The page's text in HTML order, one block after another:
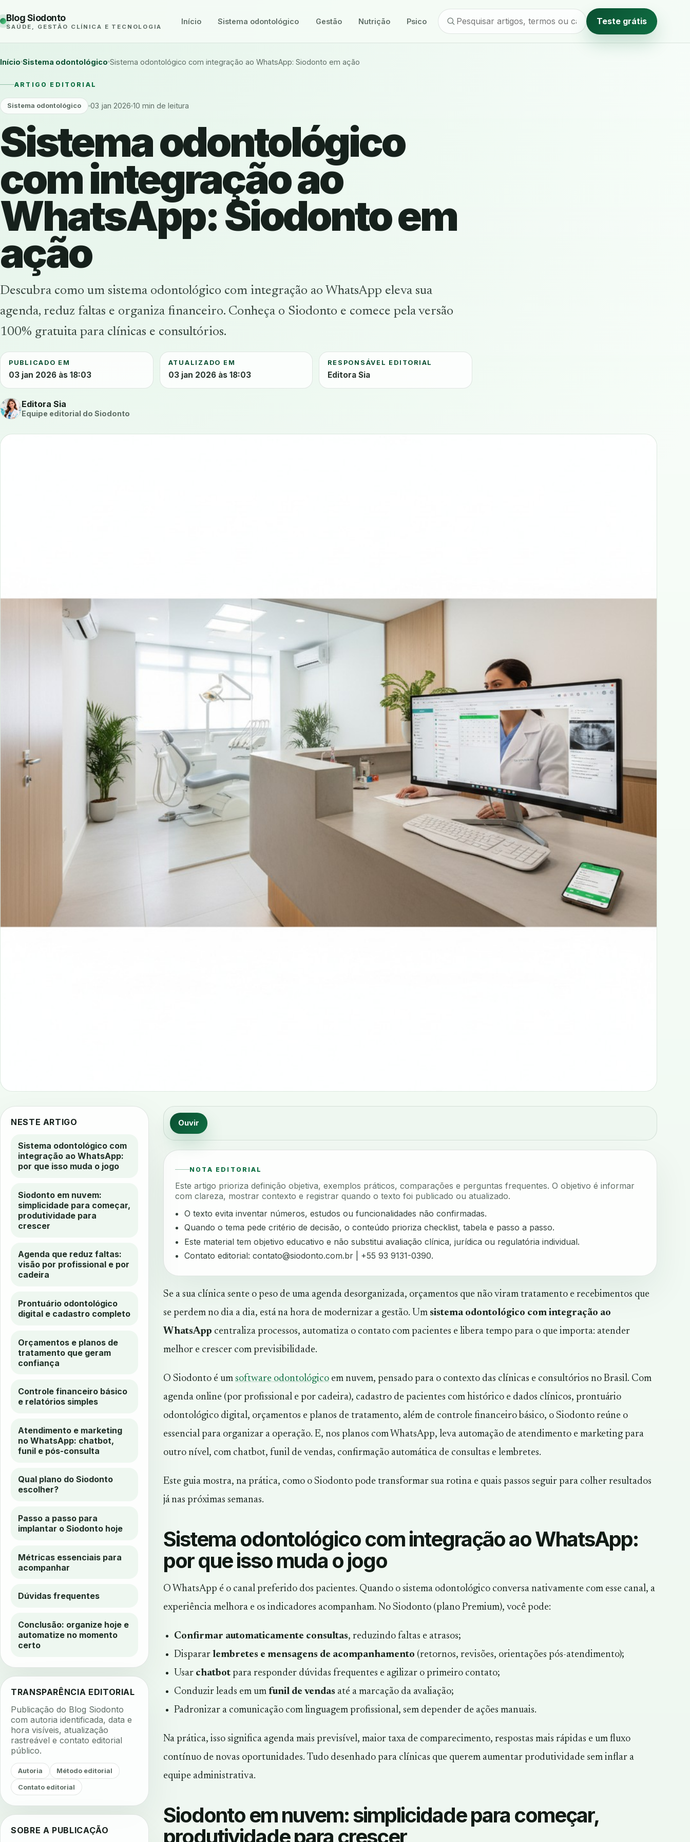
Blog Siodonto
SAÚDE, GESTÃO CLÍNICA E TECNOLOGIA
Início Sistema odontológico Gestão Nutrição Psicologia Método editorial Teste grátis
Início Sistema odontológico Sistema odontológico com integração ao WhatsApp: Siodonto em ação
ARTIGO EDITORIAL
Sistema odontológico 03 jan 2026 10 min de leitura
Sistema odontológico
com integração ao
WhatsApp: Siodonto em
ação
Descubra como um sistema odontológico com integração ao WhatsApp eleva sua
agenda, reduz faltas e organiza financeiro. Conheça o Siodonto e comece pela versão
100% gratuita para clínicas e consultórios.
PUBLICADO EM
03 jan 2026 às 18:03
ATUALIZADO EM
03 jan 2026 às 18:03
RESPONSÁVEL EDITORIAL
Editora Sia
Editora Sia
Equipe editorial do Siodonto
NESTE ARTIGO
Sistema odontológico com
integração ao WhatsApp:
por que isso muda o jogo
Siodonto em nuvem:
simplicidade para começar,
produtividade para
crescer
Agenda que reduz faltas:
visão por profissional e por
cadeira
Prontuário odontológico
digital e cadastro completo
Orçamentos e planos de
tratamento que geram
confiança
Controle financeiro básico
e relatórios simples
Atendimento e marketing
no WhatsApp: chatbot,
funil e pós-consulta
Qual plano do Siodonto
escolher?
Passo a passo para
implantar o Siodonto hoje
Métricas essenciais para
acompanhar
Dúvidas frequentes
Conclusão: organize hoje e
automatize no momento
certo
TRANSPARÊNCIA EDITORIAL
Publicação do Blog Siodonto
com autoria identificada, data e
hora visíveis, atualização
rastreável e contato editorial
público.
Autoria Método editorial
Contato editorial
SOBRE A PUBLICAÇÃO
Ouvir
NOTA EDITORIAL
Este artigo prioriza definição objetiva, exemplos práticos, comparações e perguntas frequentes. O objetivo é informar
com clareza, mostrar contexto e registrar quando o texto foi publicado ou atualizado.
O texto evita inventar números, estudos ou funcionalidades não confirmadas.
Quando o tema pede critério de decisão, o conteúdo prioriza checklist, tabela e passo a passo.
Este material tem objetivo educativo e não substitui avaliação clínica, jurídica ou regulatória individual.
Contato editorial:contato@siodonto.com.br | +55 93 9131-0390.
Se a sua clínica sente o peso de uma agenda desorganizada, orçamentos que não viram tratamento e recebimentos que
se perdem no dia a dia, está na hora de modernizar a gestão. Um sistema odontológico com integração ao
WhatsApp centraliza processos, automatiza o contato com pacientes e libera tempo para o que importa: atender
melhor e crescer com previsibilidade.
O Siodonto é um software odontológico em nuvem, pensado para o contexto das clínicas e consultórios no Brasil. Com
agenda online (por profissional e por cadeira), cadastro de pacientes com histórico e dados clínicos, prontuário
odontológico digital, orçamentos e planos de tratamento, além de controle financeiro básico, o Siodonto reúne o
essencial para organizar a operação. E, nos planos com WhatsApp, leva automação de atendimento e marketing para
outro nível, com chatbot, funil de vendas, confirmação automática de consultas e lembretes.
Este guia mostra, na prática, como o Siodonto pode transformar sua rotina e quais passos seguir para colher resultados
já nas próximas semanas.
Sistema odontológico com integração ao WhatsApp:
por que isso muda o jogo
O WhatsApp é o canal preferido dos pacientes. Quando o sistema odontológico conversa nativamente com esse canal, a
experiência melhora e os indicadores acompanham. No Siodonto (plano Premium), você pode:
Confirmar automaticamente consultas, reduzindo faltas e atrasos;
Disparar lembretes e mensagens de acompanhamento (retornos, revisões, orientações pós-atendimento);
Usar chatbotpara responder dúvidas frequentes e agilizar o primeiro contato;
Conduzir leads em um funil de vendas até a marcação da avaliação;
Padronizar a comunicação com linguagem profissional, sem depender de ações manuais.
Na prática, isso significa agenda mais previsível, maior taxa de comparecimento, respostas mais rápidas e um fluxo
contínuo de novas oportunidades. Tudo desenhado para clínicas que querem aumentar produtividade sem inflar a
equipe administrativa.
Siodonto em nuvem: simplicidade para começar,
produtividade para crescer